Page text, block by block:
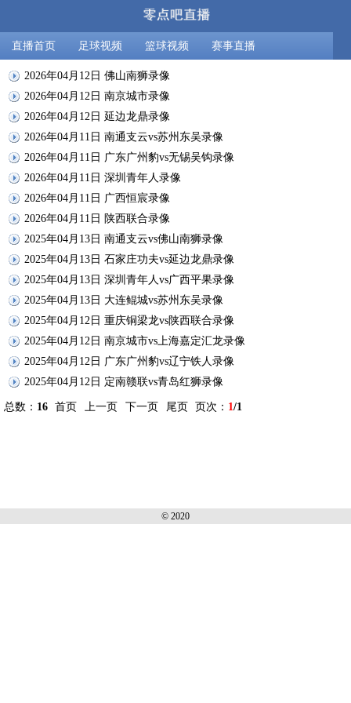
直播首页 足球视频 篮球视频 赛事直播
2026年04月12日 佛山南狮录像
2026年04月12日 南京城市录像
2026年04月12日 延边龙鼎录像
2026年04月11日 南通支云vs苏州东吴录像
2026年04月11日 广东广州豹vs无锡吴钩录像
2026年04月11日 深圳青年人录像
2026年04月11日 广西恒宸录像
2026年04月11日 陕西联合录像
2025年04月13日 南通支云vs佛山南狮录像
2025年04月13日 石家庄功夫vs延边龙鼎录像
2025年04月13日 深圳青年人vs广西平果录像
2025年04月13日 大连鲲城vs苏州东吴录像
2025年04月12日 重庆铜梁龙vs陕西联合录像
2025年04月12日 南京城市vs上海嘉定汇龙录像
2025年04月12日 广东广州豹vs辽宁铁人录像
2025年04月12日 定南赣联vs青岛红狮录像
总数： 16 首页 上一页 下一页 尾页 页次： 1/1
© 2020